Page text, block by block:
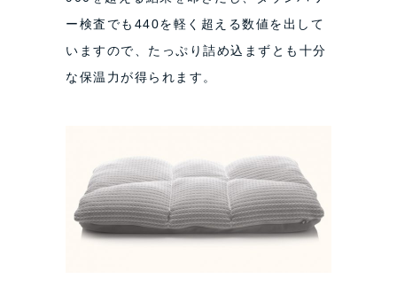
ー検査でも440を軽く超える数値を出して
いますので、たっぷり詰め込まずとも十分
な保温力が得られます。